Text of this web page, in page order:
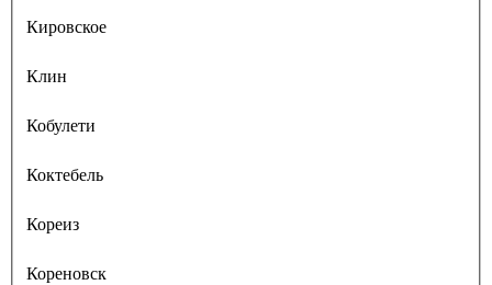
Кировское
Клин
Кобулети
Коктебель
Кореиз
Кореновск